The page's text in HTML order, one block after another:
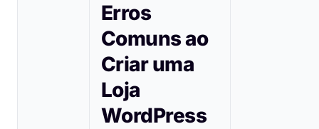
Erros
Comuns ao
Criar uma
Loja
WordPress